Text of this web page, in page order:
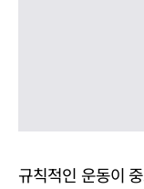
규칙적인 운동이